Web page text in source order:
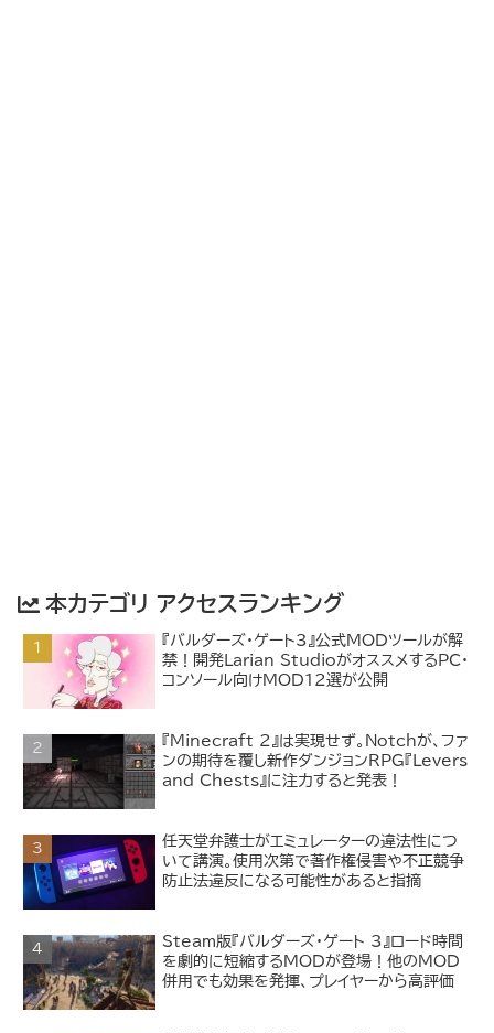
本カテゴリ アクセスランキング
『バルダーズ・ゲート3』公式MODツールが解
禁！開発Larian StudioがオススメするPC・
コンソール向けMOD12選が公開
『Minecraft 2』は実現せず。Notchが、ファ
ンの期待を覆し新作ダンジョンRPG『Levers
and Chests』に注力すると発表！
任天堂弁護士がエミュレーターの違法性につ
いて講演。使用次第で著作権侵害や不正競争
防止法違反になる可能性があると指摘
Steam版『バルダーズ・ゲート 3』ロード時間
を劇的に短縮するMODが登場！他のMOD
併用でも効果を発揮、プレイヤーから高評価